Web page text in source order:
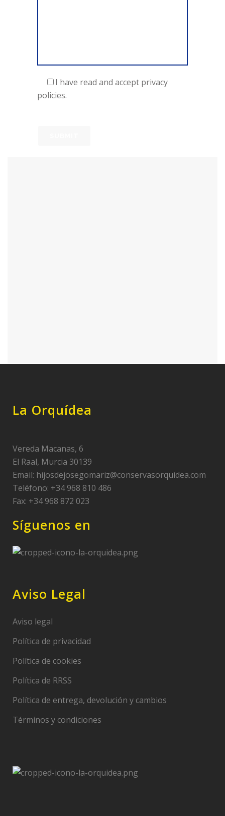
I have read and accept privacy
policies.
La Orquídea
Vereda Macanas, 6
El Raal, Murcia 30139
Email: hijosdejosegomariz@conservasorquidea.com
Teléfono: +34 968 810 486
Fax: +34 968 872 023
Síguenos en
Aviso Legal
Aviso legal
Política de privacidad
Política de cookies
Política de RRSS
Política de entrega, devolución y cambios
Términos y condiciones